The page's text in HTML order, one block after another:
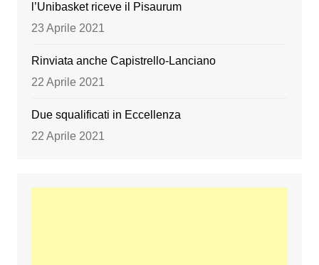
l’Unibasket riceve il Pisaurum
23 Aprile 2021
Rinviata anche Capistrello-Lanciano
22 Aprile 2021
Due squalificati in Eccellenza
22 Aprile 2021